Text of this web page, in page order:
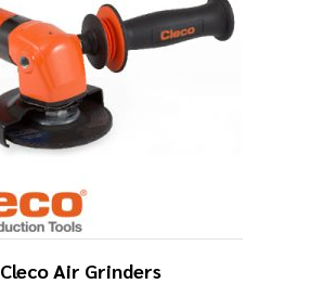
Cleco Air Grinders